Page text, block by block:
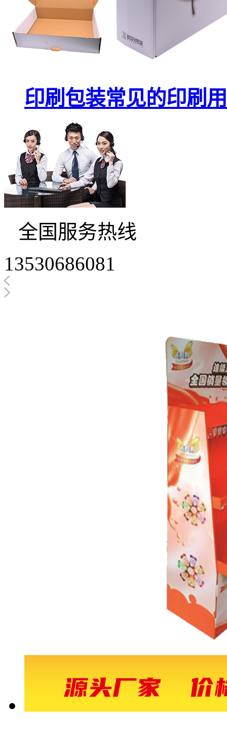
印刷包装常见的印刷
全国服务热线
13530686081